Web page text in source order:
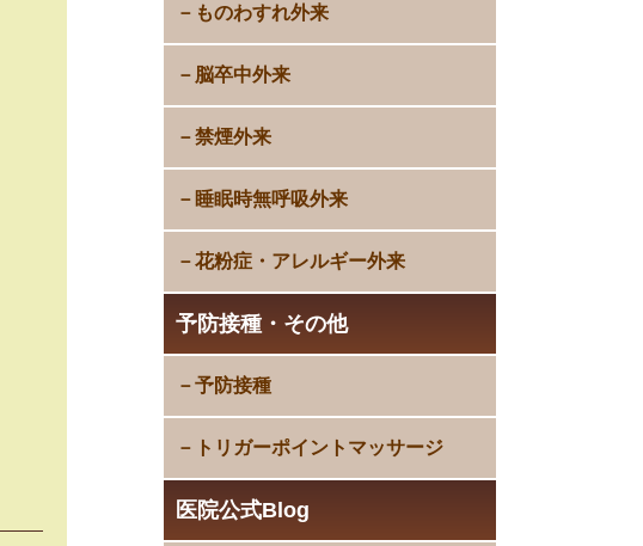
ものわすれ外来
脳卒中外来
禁煙外来
睡眠時無呼吸外来
花粉症・アレルギー外来
予防接種・その他
予防接種
トリガーポイントマッサージ
医院公式Blog